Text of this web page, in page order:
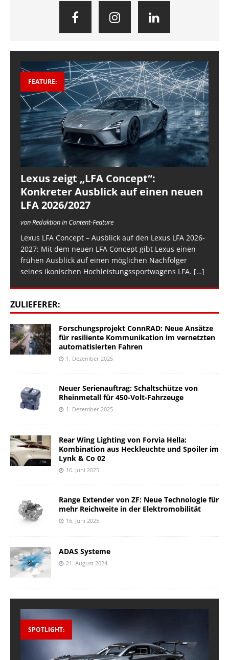
FEATURE:
Lexus zeigt „LFA Concept“:
Konkreter Ausblick auf einen neuen
LFA 2026/2027
von Redaktion in Content-Feature
Lexus LFA Concept – Ausblick auf den Lexus LFA 2026-
2027: Mit dem neuen LFA Concept gibt Lexus einen
frühen Ausblick auf einen möglichen Nachfolger
seines ikonischen Hochleistungssportwagens LFA. […]
ZULIEFERER:
Forschungsprojekt ConnRAD: Neue Ansätze
für resiliente Kommunikation im vernetzten
automatisierten Fahren
1. Dezember 2025
Neuer Serienauftrag: Schaltschütze von
Rheinmetall für 450-Volt-Fahrzeuge
1. Dezember 2025
Rear Wing Lighting von Forvia Hella:
Kombination aus Heckleuchte und Spoiler im
Lynk & Co 02
16. Juni 2025
Range Extender von ZF: Neue Technologie für
mehr Reichweite in der Elektromobilität
16. Juni 2025
ADAS Systeme
21. August 2024
SPOTLIGHT: